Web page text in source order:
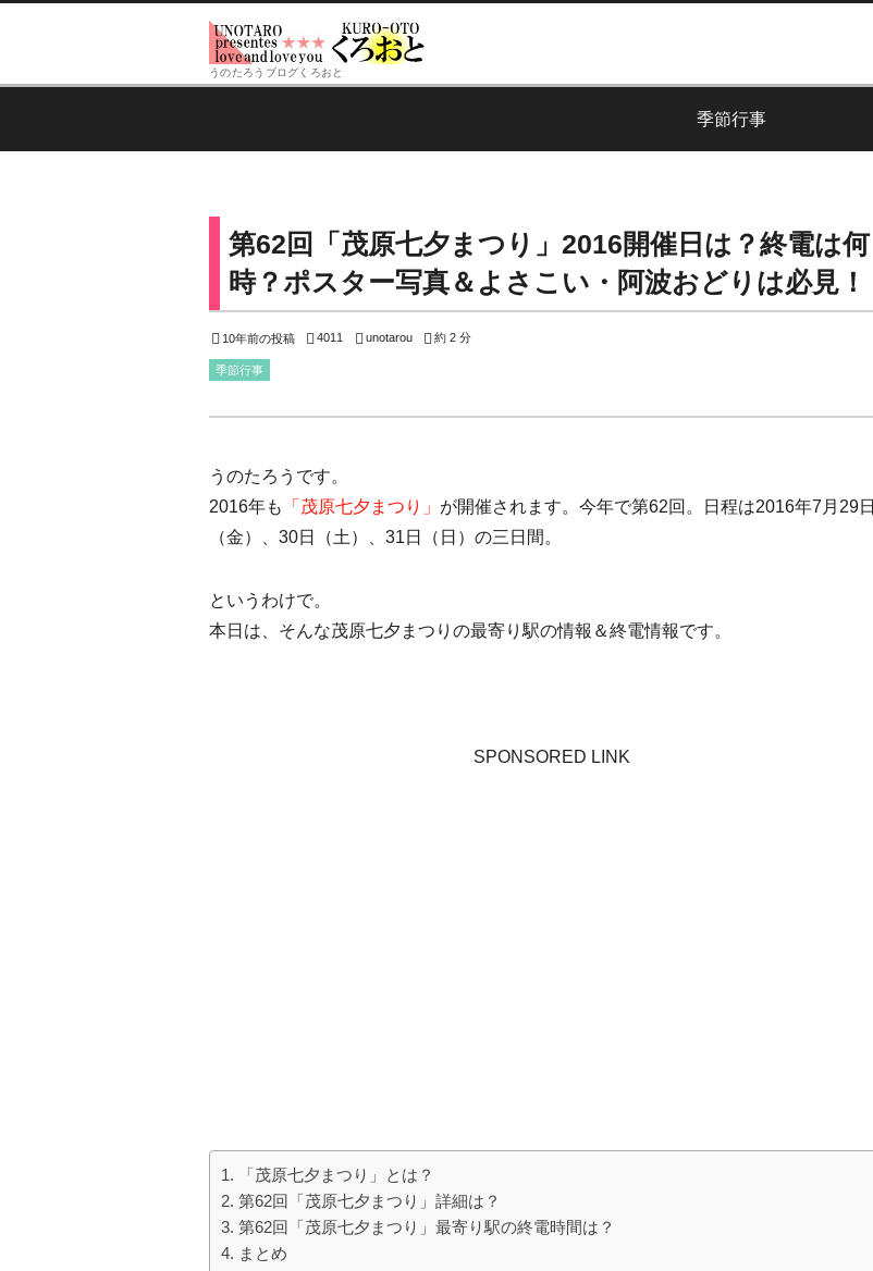
うのたろうブログくろおと
季節行事
第62回「茂原七夕まつり」2016開催日は？終電は何
時？ポスター写真＆よさこい・阿波おどりは必見！
10年前の投稿 4011 unotarou 約 2 分
季節行事
うのたろうです。
2016年も
「茂原七夕まつり」 が開催されます。今年で第62回。日程は2016年7月29日
（金）、30日（土）、31日（日）の三日間。
というわけで。
本日は、そんな茂原七夕まつりの最寄り駅の情報＆終電情報です。
SPONSORED LINK
「茂原七夕まつり」とは？
第62回「茂原七夕まつり」詳細は？
第62回「茂原七夕まつり」最寄り駅の終電時間は？
まとめ